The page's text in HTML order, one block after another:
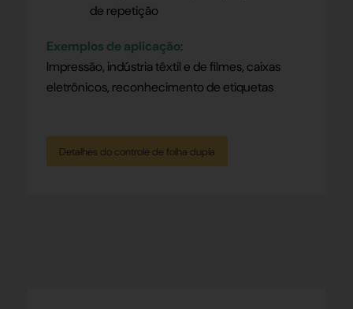
de repetição
Exemplos de aplicação:
Impressão, indústria têxtil e de filmes, caixas
eletrônicos, reconhecimento de etiquetas
Detalhes do controle de folha dupla